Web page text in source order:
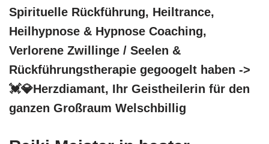
Spirituelle Rückführung, Heiltrance,
Heilhypnose & Hypnose Coaching,
Verlorene Zwillinge / Seelen &
Rückführungstherapie gegoogelt haben ->
💓️💎Herzdiamant, Ihr Geistheilerin für den
ganzen Großraum Welschbillig